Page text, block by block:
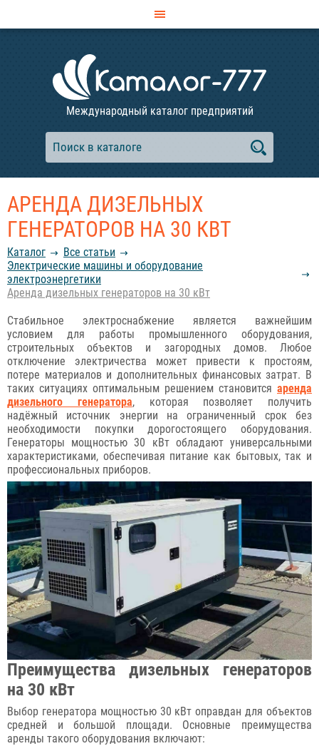
Международный каталог предприятий
АРЕНДА ДИЗЕЛЬНЫХ
ГЕНЕРАТОРОВ НА 30 КВТ
Каталог
Все статьи
Электрические машины и оборудование
электроэнергетики
Аренда дизельных генераторов на 30 кВт
Стабильное электроснабжение является важнейшим
условием для работы промышленного оборудования,
строительных объектов и загородных домов. Любое
отключение электричества может привести к простоям,
потере материалов и дополнительных финансовых затрат. В
таких ситуациях оптимальным решением становится аренда
дизельного генератора, которая позволяет получить
надёжный источник энергии на ограниченный срок без
необходимости покупки дорогостоящего оборудования.
Генераторы мощностью 30 кВт обладают универсальными
характеристиками, обеспечивая питание как бытовых, так и
профессиональных приборов.
Преимущества дизельных генераторов
на 30 кВт
Выбор генератора мощностью 30 кВт оправдан для объектов
средней и большой площади. Основные преимущества
аренды такого оборудования включают: